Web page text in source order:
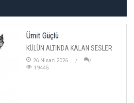
Ümit Güçlü
KÜLÜN ALTINDA KALAN SESLER
26 Nisan 2026
19445